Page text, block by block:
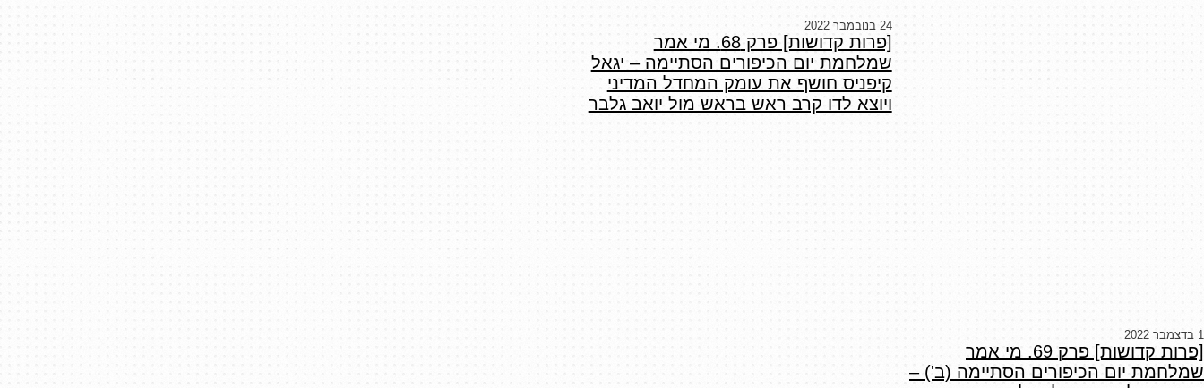
1 בדצמבר 2022
[פרות קדושות] פרק 69. מי אמר
שמלחמת יום הכיפורים הסתיימה (ב') –
24 בנובמבר 2022
[פרות קדושות] פרק 68. מי אמר
שמלחמת יום הכיפורים הסתיימה – יגאל
קיפניס חושף את עומק המחדל המדיני
ויוצא לדו קרב ראש בראש מול יואב גלבר